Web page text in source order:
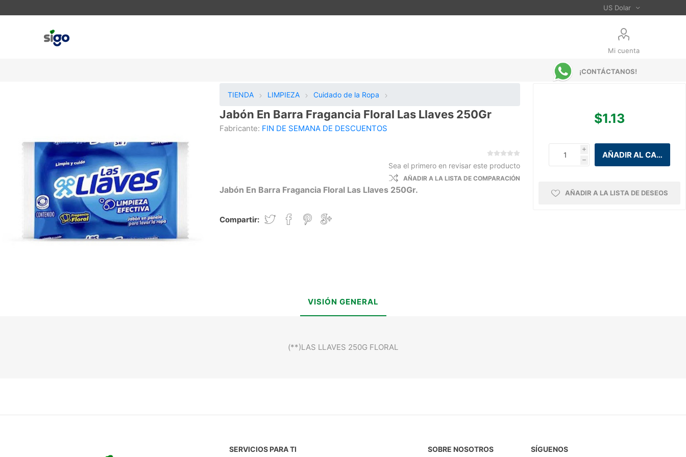
Mi cuenta
¡CONTÁCTANOS!
TIENDA LIMPIEZA Cuidado de la Ropa
Jabón En Barra Fragancia Floral Las Llaves 250Gr
Fabricante: FIN DE SEMANA DE DESCUENTOS
Sea el primero en revisar este producto
AÑADIR A LA LISTA DE COMPARACIÓN
Jabón En Barra Fragancia Floral Las Llaves 250Gr.
Compartir:
$1.13
i
h
AÑADIR A LA LISTA DE DESEOS
VISIÓN GENERAL
(**)LAS LLAVES 250G FLORAL
SERVICIOS PARA TI SOBRE NOSOTROS SÍGUENOS